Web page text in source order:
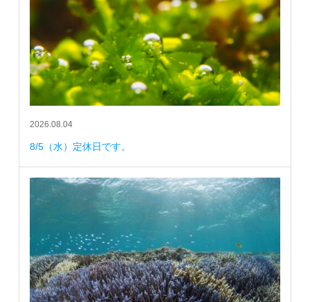
2026.08.04
8/5（水）定休日です。